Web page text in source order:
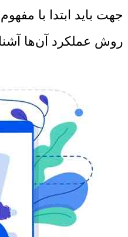
جهت باید ابتدا با
روش عملکرد آن‌ها